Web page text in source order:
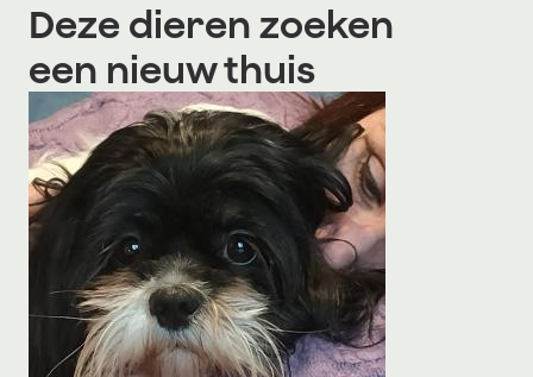
Deze dieren zoeken
een nieuw thuis